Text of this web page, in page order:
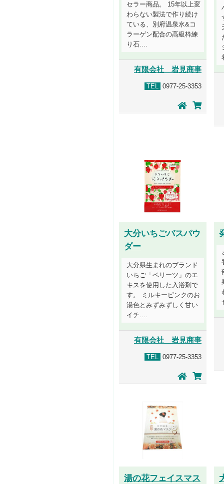
セラー商品。 15年以上変
わらない製法で作り続け
ている、別府温泉水&コ
ラーゲン配合の高級枠練
り石....
有限会社 岩見商事
TEL 0977-25-3353
大分いちごバスパウ
ダー
大分県生まれのブランド
いちご「ベリーツ」のエ
キスを使用した入浴剤で
す。 ミルキーピンクのお
湯色とみずみずしく甘い
イチ....
有限会社 岩見商事
TEL 0977-25-3353
湯の花フェイスマス